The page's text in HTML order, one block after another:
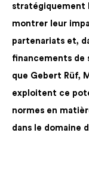
stratégiquement
montrer leur
partenariats et,
financements de
que Gebert Rüf,
exploitent ce
normes en
dans le domaine